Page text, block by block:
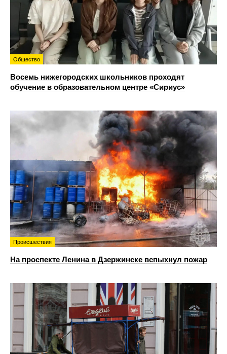
Общество
Восемь нижегородских школьников проходят
обучение в образовательном центре «Сириус»
Происшествия
На проспекте Ленина в Дзержинске вспыхнул пожар